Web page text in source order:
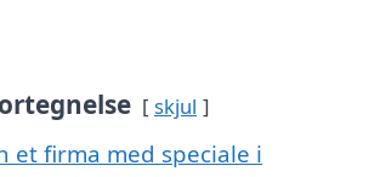
skjul
et firma med speciale i